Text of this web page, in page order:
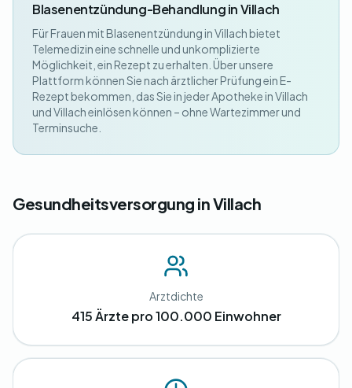
Blasenentzündung-Behandlung in Villach
Für Frauen mit Blasenentzündung in Villach bietet
Telemedizin eine schnelle und unkomplizierte
Möglichkeit, ein Rezept zu erhalten. Über unsere
Plattform können Sie nach ärztlicher Prüfung ein E-
Rezept bekommen, das Sie in jeder Apotheke in Villach
und Villach einlösen können – ohne Wartezimmer und
Terminsuche.
Gesundheitsversorgung in Villach
Arztdichte
415 Ärzte pro 100.000 Einwohner